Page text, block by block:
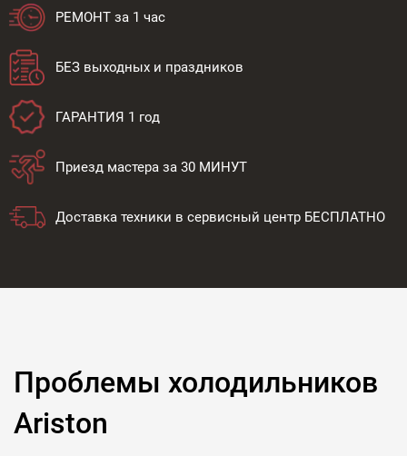
РЕМОНТ за 1 час
БЕЗ выходных и праздников
ГАРАНТИЯ 1 год
Приезд мастера за 30 МИНУТ
Доставка техники в сервисный центр БЕСПЛАТНО
Проблемы холодильников
Ariston